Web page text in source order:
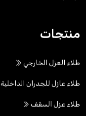
منتجات
طلاء العزل الخارجي